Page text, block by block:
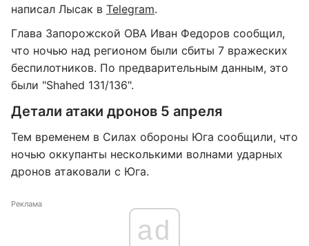
написал Лысак в Telegram.
Глава Запорожской ОВА Иван Федоров сообщил,
что ночью над регионом были сбиты 7 вражеских
беспилотников. По предварительным данным, это
были "Shahed 131/136".
Детали атаки дронов 5 апреля
Тем временем в Силах обороны Юга сообщили, что
ночью оккупанты несколькими волнами ударных
дронов атаковали с Юга.
Реклама
ad